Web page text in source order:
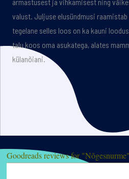
valust. Juljuse elusündmusi
tegelane selles loos on ka kauni
talu koos oma asukatega, alates
külanõiani.
Goodreads reviews for "Nõgesnurme"